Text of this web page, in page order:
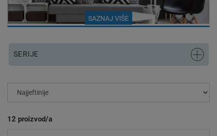
SAZNAJ VIŠE
SERIJE
12 proizvod/a